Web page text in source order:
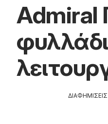
Admiral
ΔΙΑΦΗΜΙΣΕΙΣ